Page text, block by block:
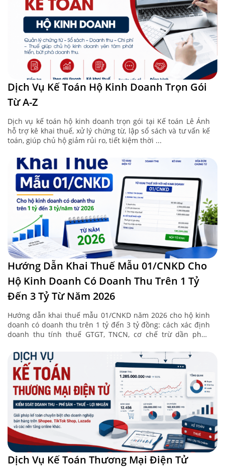
Dịch Vụ Kế Toán Hộ Kinh Doanh Trọn Gói
Từ A-Z
Dịch vụ kế toán hộ kinh doanh trọn gói tại Kế toán Lê Ánh
hỗ trợ kê khai thuế, xử lý chứng từ, lập sổ sách và tư vấn kế
toán, giúp chủ hộ giảm rủi ro, tiết kiệm thời ...
Hướng Dẫn Khai Thuế Mẫu 01/CNKD Cho
Hộ Kinh Doanh Có Doanh Thu Trên 1 Tỷ
Đến 3 Tỷ Từ Năm 2026
Hướng dẫn khai thuế mẫu 01/CNKD năm 2026 cho hộ kinh
doanh có doanh thu trên 1 tỷ đến 3 tỷ đồng: cách xác định
doanh thu tính thuế GTGT, TNCN, cơ chế trừ dần phần
Dịch Vụ Kế Toán Thương Mại Điện Tử